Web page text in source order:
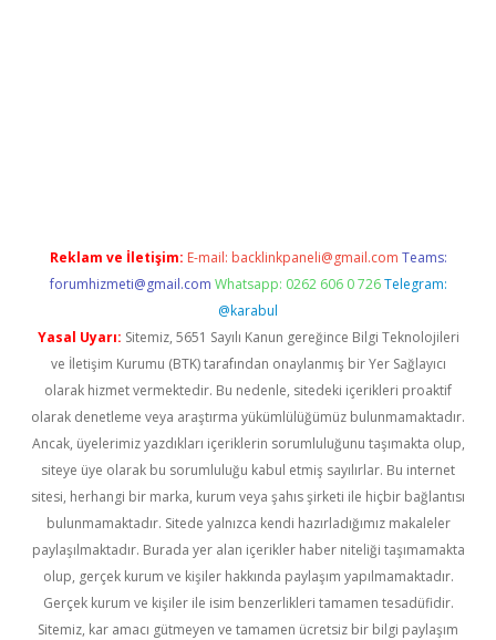
Reklam ve İletişim: E-mail: backlinkpaneli@gmail.com Teams:
forumhizmeti@gmail.com Whatsapp: 0262 606 0 726 Telegram:
@karabul
Yasal Uyarı: Sitemiz, 5651 Sayılı Kanun gereğince Bilgi Teknolojileri
ve İletişim Kurumu (BTK) tarafından onaylanmış bir Yer Sağlayıcı
olarak hizmet vermektedir. Bu nedenle, sitedeki içerikleri proaktif
olarak denetleme veya araştırma yükümlülüğümüz bulunmamaktadır.
Ancak, üyelerimiz yazdıkları içeriklerin sorumluluğunu taşımakta olup,
siteye üye olarak bu sorumluluğu kabul etmiş sayılırlar. Bu internet
sitesi, herhangi bir marka, kurum veya şahıs şirketi ile hiçbir bağlantısı
bulunmamaktadır. Sitede yalnızca kendi hazırladığımız makaleler
paylaşılmaktadır. Burada yer alan içerikler haber niteliği taşımamakta
olup, gerçek kurum ve kişiler hakkında paylaşım yapılmamaktadır.
Gerçek kurum ve kişiler ile isim benzerlikleri tamamen tesadüfidir.
Sitemiz, kar amacı gütmeyen ve tamamen ücretsiz bir bilgi paylaşım